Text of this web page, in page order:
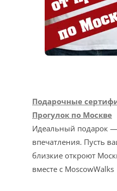
Подарочные
Прогулок по Москве
Идеальный подарок —
впечатления. Пусть
близкие откроют
вместе с MoscowWalks